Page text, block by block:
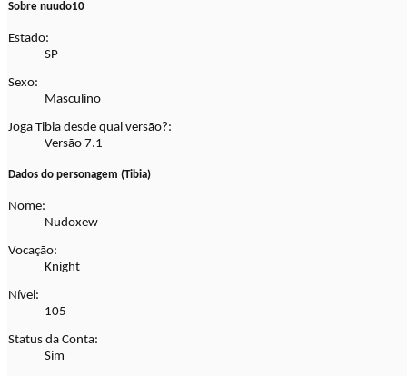
Sobre nuudo10
Estado:
SP
Sexo:
Masculino
Joga Tibia desde qual versão?:
Versão 7.1
Dados do personagem (Tibia)
Nome:
Nudoxew
Vocação:
Knight
Nível:
105
Status da Conta:
Sim